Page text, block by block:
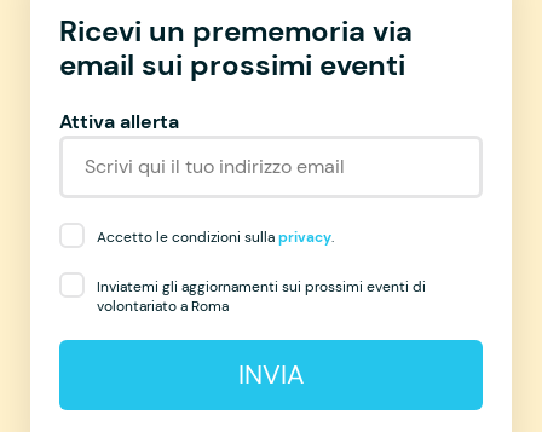
Ricevi un prememoria via
email sui prossimi eventi
Attiva allerta
Accetto le condizioni sullaprivacy.
Inviatemi gli aggiornamenti sui prossimi eventi di
volontariato a Roma
INVIA